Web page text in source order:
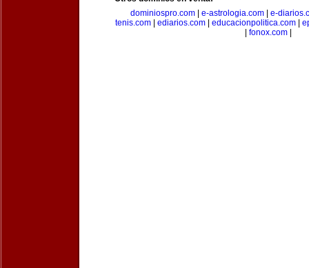
dominiospro.com
e-astrologia.com
e-
tenis.com
ediarios.com educacionpolitica.com
fonox.com